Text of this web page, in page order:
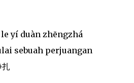
yí duàn zhēngzhá
sebuah perjuangan